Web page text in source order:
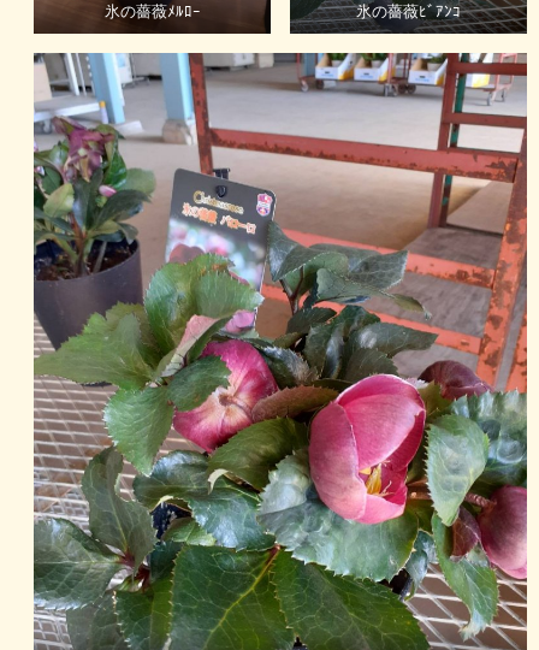
氷の薔薇ﾒﾙﾛｰ 氷の薔薇ﾋﾞｱﾝｺ